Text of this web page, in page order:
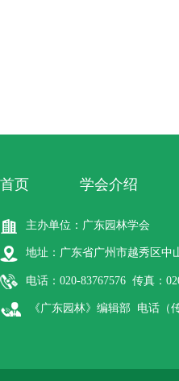
首页 学会介绍
主办单位：广东园林学会
地址：广东省广州市越秀区中
电话：020-83767576 传真：
《广东园林》编辑部 电话（